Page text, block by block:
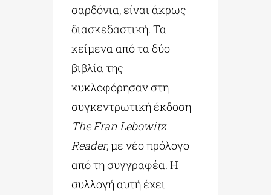
σαρδόνια, είναι άκρως
διασκεδαστική. Τα
κείμενα από τα δύο
βιβλία της
κυκλοφόρησαν στη
συγκεντρωτική έκδοση
The Fran Lebowitz
Reader, με νέο πρόλογο
από τη συγγραφέα. Η
συλλογή αυτή έχει